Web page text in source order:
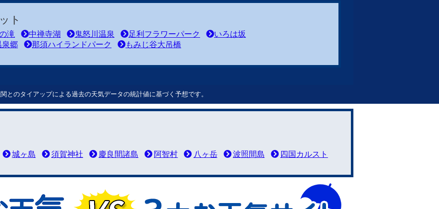
ト
滝 中禅寺湖 鬼怒川温泉 足利フラワーパーク
いろは坂
泉郷 那須ハイランドパーク もみじ谷大吊橋
とのタイアップによる過去の天気データの統計値に基づく予想です。
城ヶ島 須賀神社 慶良間諸島 阿智村 八ヶ岳 波照間島 四国カルスト